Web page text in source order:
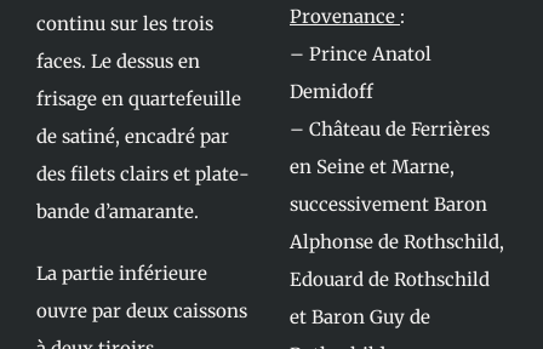
continu sur les trois
faces. Le dessus en
frisage en quartefeuille
de satiné, encadré par
des filets clairs et plate-
bande d’amarante.
La partie inférieure
ouvre par deux caissons
Provenance :
– Prince Anatol
Demidoff
– Château de Ferrières
en Seine et Marne,
successivement Baron
Alphonse de Rothschild,
Edouard de Rothschild
et Baron Guy de